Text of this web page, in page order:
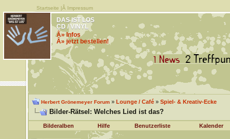
Startseite |Â Impressum
DAS IST LOS
CD / VINYL
Â» Infos
Â» jetzt bestellen!
Herbert Grönemeyer Forum» Lounge / Café» Spiel- & Kreativ-Ecke
Bilder-Rätsel: Welches Lied ist das?
Bilderalben Hilfe Benutzerliste Kalender